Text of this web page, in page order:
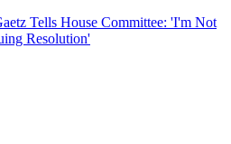
Tells House Committee: 'I'm Not
Resolution'